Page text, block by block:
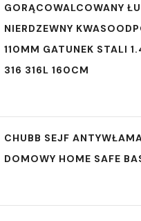
GORĄCOWALCOWANY
NIERDZEWNY
110MM GATUNEK STALI
316 316L 160CM
CHUBB SEJF
DOMOWY HOME SAFE